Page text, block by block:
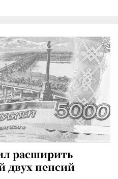
расширить
двух пенсий